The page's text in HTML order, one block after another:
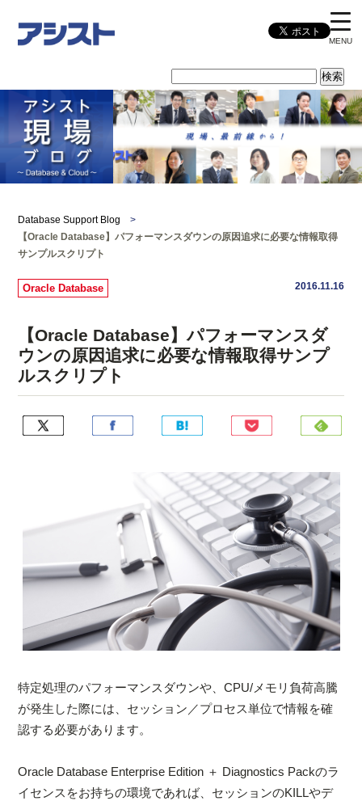
MENU
Database Support Blog
>
【Oracle Database】パフォーマンスダウンの原因追求に必要な情報取得
サンプルスクリプト
Oracle Database 2016.11.16
【Oracle Database】パフォーマンスダ
ウンの原因追求に必要な情報取得サンプ
ルスクリプト
特定処理のパフォーマンスダウンや、CPU/メモリ負荷高騰
が発生した際には、セッション／プロセス単位で情報を確
認する必要があります。
Oracle Database Enterprise Edition ＋ Diagnostics Packのラ
イセンスをお持ちの環境であれば、セッションのKILLやデ